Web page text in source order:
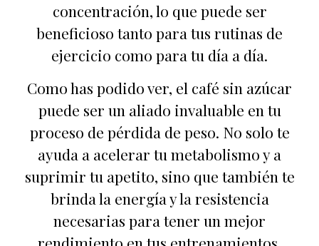
concentración, lo que puede ser
beneficioso tanto para tus rutinas de
ejercicio como para tu día a día.
Como has podido ver, el café sin azúcar
puede ser un aliado invaluable en tu
proceso de pérdida de peso. No solo te
ayuda a acelerar tu metabolismo y a
suprimir tu apetito, sino que también te
brinda la energía y la resistencia
necesarias para tener un mejor